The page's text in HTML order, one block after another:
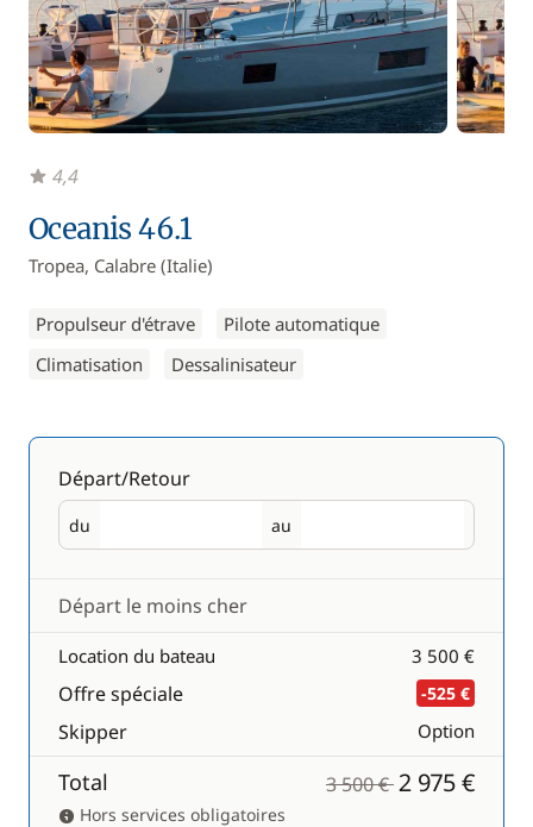
Oceanis 46.1
Tropea, Calabre (Italie)
Propulseur d'étrave
Pilote automatique
Climatisation
Dessalinisateur
4,4
Départ/Retour
du
Départ au
Retour
Départ le moins cher
Location du bateau 3 500 €
Offre spéciale -525 €
Skipper Option
Total 3 500 €2 975 €
Hors services obligatoires